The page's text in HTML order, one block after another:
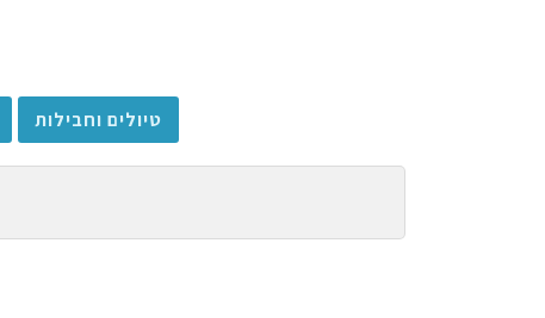
טיולים וחבילות